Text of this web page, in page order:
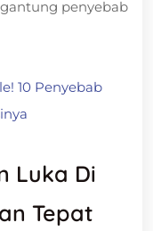
penyebab
10 Penyebab
Luka Di
Tepat